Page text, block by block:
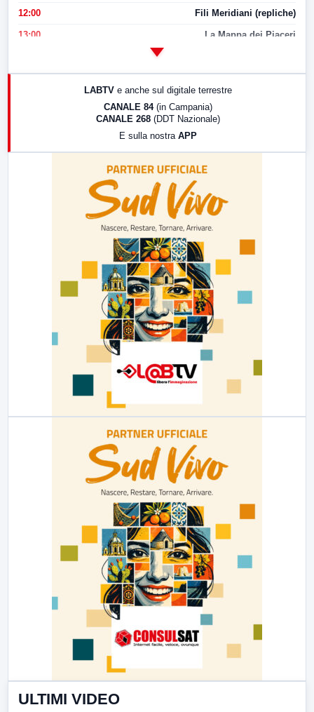
12:00 Fili Meridiani (repliche)
13:00 La Mappa dei Piaceri
17:00 LabNews (replica)
LABTV e anche sul digitale terrestre
CANALE 84 (in Campania)
CANALE 268 (DDT Nazionale)
E sulla nostra APP
ULTIMI VIDEO